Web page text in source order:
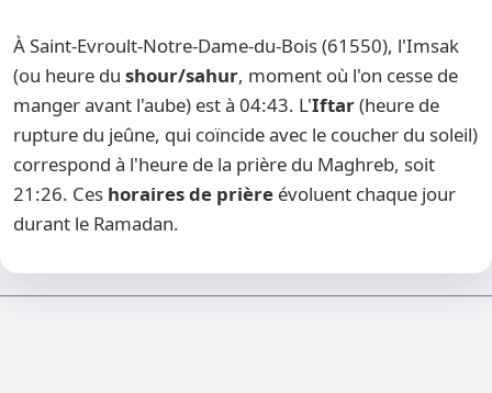
À Saint-Evroult-Notre-Dame-du-Bois (61550), l'Imsak
(ou heure du shour/sahur, moment où l'on cesse de
manger avant l'aube) est à 04:43. L'Iftar(heure de
rupture du jeûne, qui coïncide avec le coucher du soleil)
correspond à l'heure de la prière du Maghreb, soit
21:26. Ces horaires de prière évoluent chaque jour
durant le Ramadan.